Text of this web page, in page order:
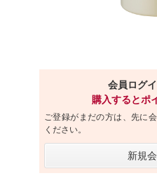
会員ログ
購入するとポ
ご登録がまだの方は、先に
ください。
新規